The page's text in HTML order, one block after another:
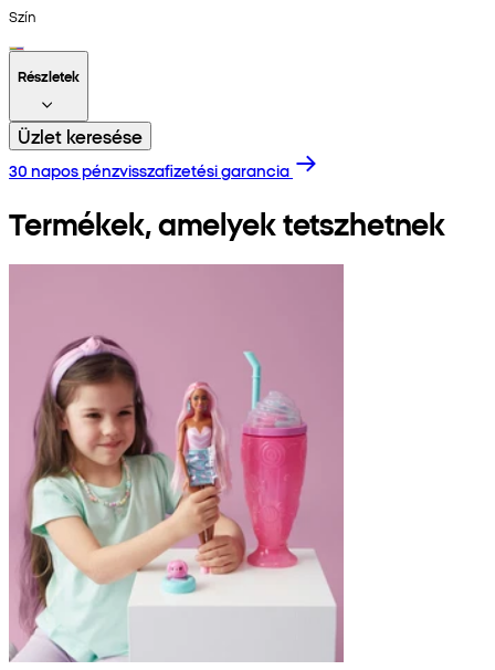
Szín
Részletek
Üzlet keresése
30 napos pénzvisszafizetési garancia
Termékek, amelyek tetszhetnek